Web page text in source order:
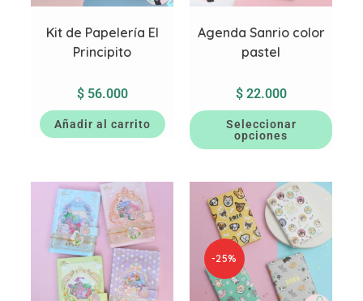
Kit de Papelería El
Principito
$56.000
Añadir al carrito
Agenda Sanrio color
pastel
$22.000
Seleccionar
opciones
-25%